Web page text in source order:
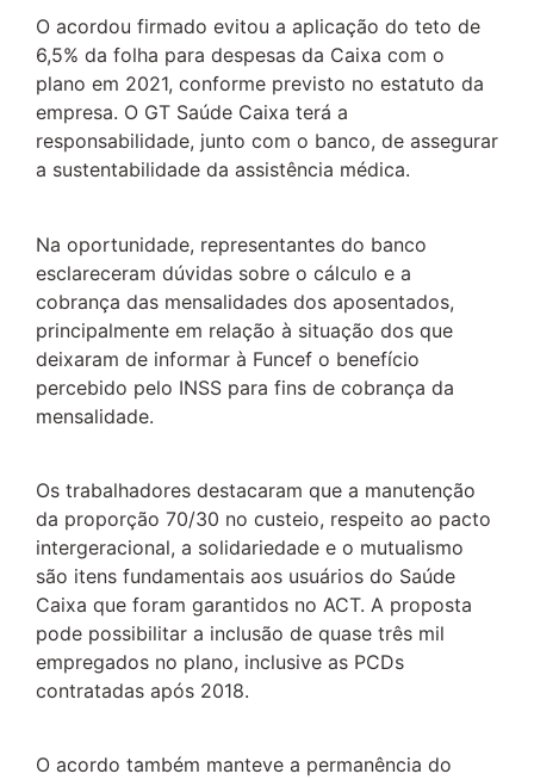
O acordou firmado evitou a aplicação do teto de
6,5% da folha para despesas da Caixa com o
plano em 2021, conforme previsto no estatuto da
empresa. O GT Saúde Caixa terá a
responsabilidade, junto com o banco, de assegurar
a sustentabilidade da assistência médica.
Na oportunidade, representantes do banco
esclareceram dúvidas sobre o cálculo e a
cobrança das mensalidades dos aposentados,
principalmente em relação à situação dos que
deixaram de informar à Funcef o benefício
percebido pelo INSS para fins de cobrança da
mensalidade.
Os trabalhadores destacaram que a manutenção
da proporção 70/30 no custeio, respeito ao pacto
intergeracional, a solidariedade e o mutualismo
são itens fundamentais aos usuários do Saúde
Caixa que foram garantidos no ACT. A proposta
pode possibilitar a inclusão de quase três mil
empregados no plano, inclusive as PCDs
contratadas após 2018.
O acordo também manteve a permanência do